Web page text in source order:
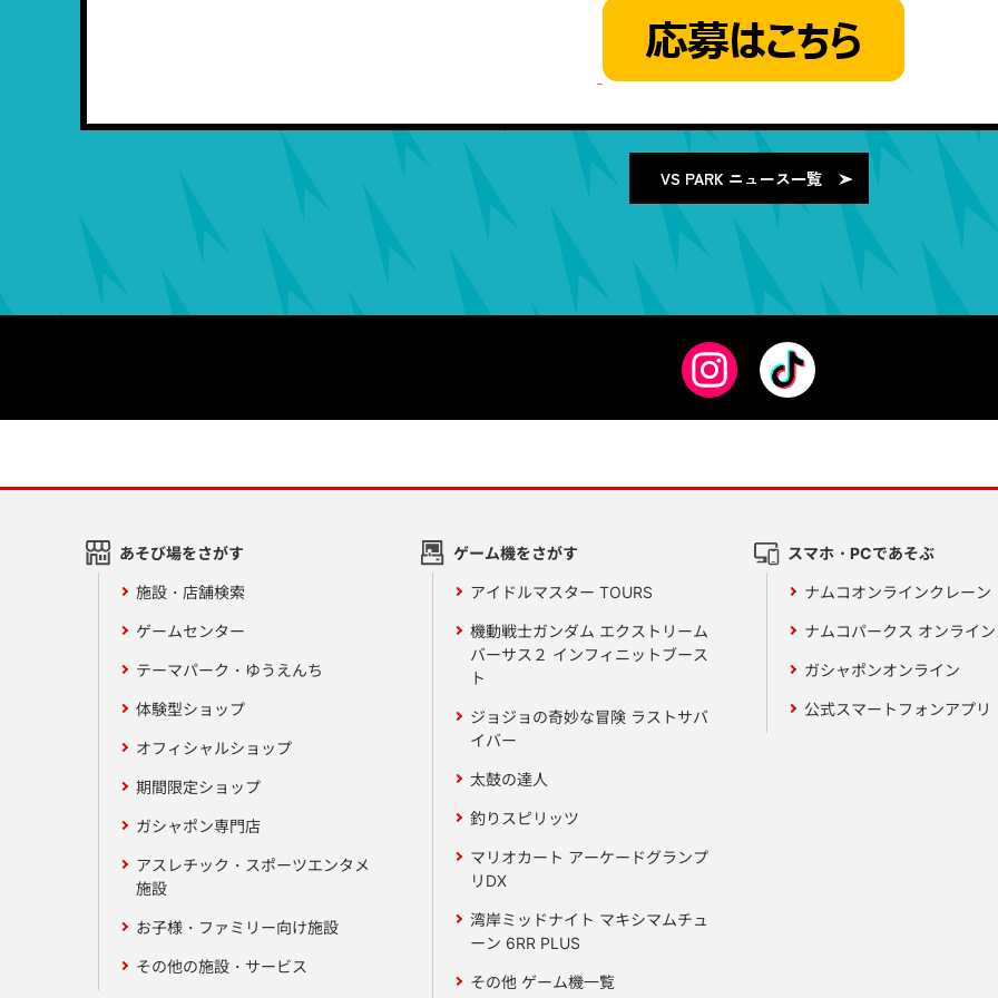
VS PARK ニュース一覧
あそび場をさがす
施設・店舗検索
ゲームセンター
テーマパーク・ゆうえんち
体験型ショップ
オフィシャルショップ
期間限定ショップ
ガシャポン専門店
アスレチック・スポーツエンタメ
施設
お子様・ファミリー向け施設
その他の施設・サービス
ゲーム機をさがす
アイドルマスター TOURS
機動戦士ガンダム エクストリーム
バーサス２ インフィニットブース
ト
ジョジョの奇妙な冒険 ラストサバ
イバー
太鼓の達人
釣りスピリッツ
マリオカート アーケードグランプ
リDX
湾岸ミッドナイト マキシマムチュ
ーン 6RR PLUS
その他 ゲーム機一覧
スマホ・PCであそぶ
ナムコオンラインクレーン
ナムコパークス オンライ
ガシャポンオンライン
公式スマートフォンアプリ